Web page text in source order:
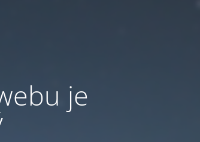
je